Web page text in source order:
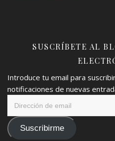
SUSCRÍBETE AL
Introduce tu email para
notificaciones de nuevas
emailSuscribirme